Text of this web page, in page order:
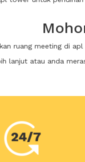
ruang meeting di
lanjut atau anda